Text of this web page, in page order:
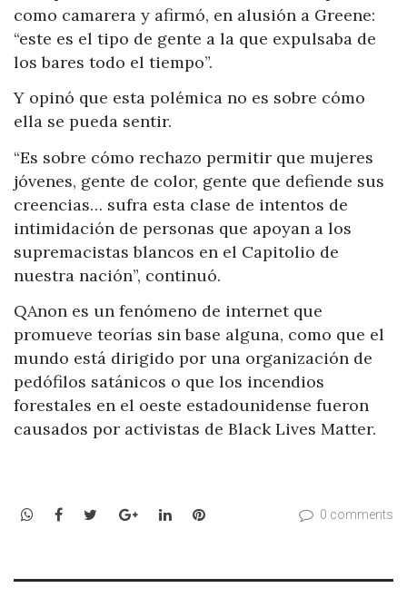
como camarera y afirmó, en alusión a Greene:
“este es el tipo de gente a la que expulsaba de
los bares todo el tiempo”.
Y opinó que esta polémica no es sobre cómo
ella se pueda sentir.
“Es sobre cómo rechazo permitir que mujeres
jóvenes, gente de color, gente que defiende sus
creencias… sufra esta clase de intentos de
intimidación de personas que apoyan a los
supremacistas blancos en el Capitolio de
nuestra nación”, continuó.
QAnon es un fenómeno de internet que
promueve teorías sin base alguna, como que el
mundo está dirigido por una organización de
pedófilos satánicos o que los incendios
forestales en el oeste estadounidense fueron
causados por activistas de Black Lives Matter.
WhatsApp
Facebook
TwitterGoogle+LinkedInPinterest 0 comments